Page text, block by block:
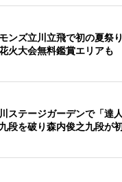
ンズ立川立飛で初の夏
火大会無料鑑賞エリアも
ステージガーデンで「達
段を破り森内俊之九段が